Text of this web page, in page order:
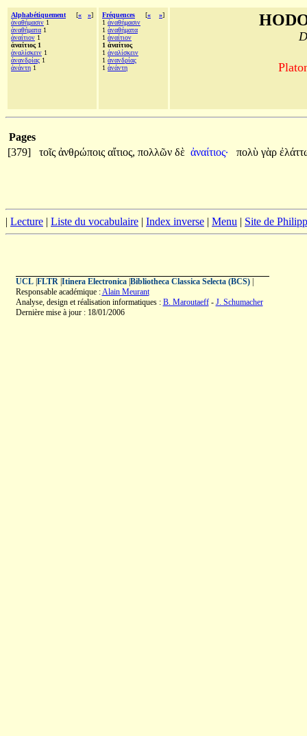
Alphabétiquement [« »]
ἀναθήμασιν 1
ἀναθήματα 1
ἀναίτιον 1
ἀναίτιος 1
ἀναλίσκειν 1
ἀνανδρίας 1
ἀνάντη 1
Fréquences [« »]
1 ἀναθήμασιν
1 ἀναθήματα
1 ἀναίτιον
1 ἀναίτιος
1 ἀναλίσκειν
1 ἀνανδρίας
1 ἀνάντη
Pages
[379]
τοῖς ἀνθρώποις αἴτιος, πολλῶν δὲ ἀναίτιος· πολὺ γὰρ
| Lecture | Liste du vocabulaire | Index inverse | Menu | Site de
UCL| FLTR| Itinera Electronica| Bibliotheca Classica Selecta (BCS)|
Responsable académique :Alain Meurant
Analyse, design et réalisation informatiques : B. Maroutaeff- J. Schumacher
Dernière mise à jour : 18/01/2006